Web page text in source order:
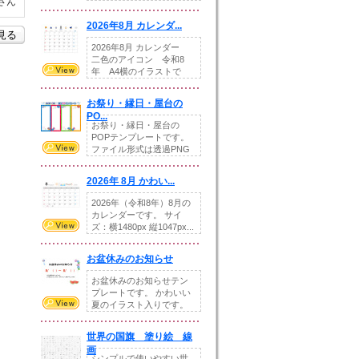
る
2026年8月 カレンダ...
2026年8月 カレンダー
二色のアイコン 令和8
年 A4横のイラストで
お祭り・縁日・屋台の
PO...
お祭り・縁日・屋台の
POPテンプレートです。
ファイル形式は透過PNG
2026年 8月 かわい...
2026年（令和8年）8月の
カレンダーです。 サイ
ズ：横1480px 縦1047px...
お盆休みのお知らせ
お盆休みのお知らせテン
プレートです。 かわいい
夏のイラスト入りです。
世界の国旗 塗り絵 線
画